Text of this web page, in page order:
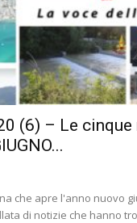
(6) – Le
che apre l'anno nuovo
di notizie che hanno